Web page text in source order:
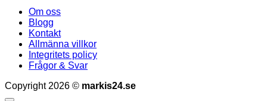
Om oss
Blogg
Kontakt
Allmänna villkor
Integritets policy
Frågor & Svar
Copyright 2026 © markis24.se